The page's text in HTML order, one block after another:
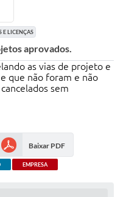
E LICENÇAS
aprovados.
as vias de projeto e
que não foram e não
sem
Baixar PDF
EMPRESA